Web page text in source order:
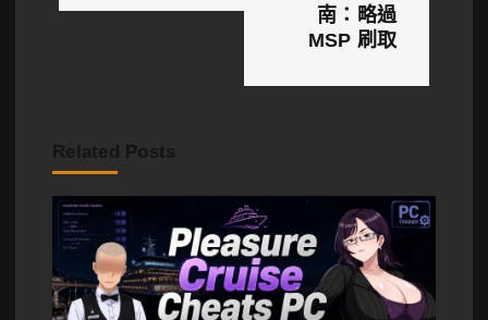
南：略過
MSP 刷取
Related Posts